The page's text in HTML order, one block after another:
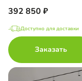
392 850
Доступно для доставки
Заказать